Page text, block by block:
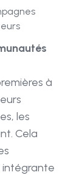
à
les
Cela
intégrante